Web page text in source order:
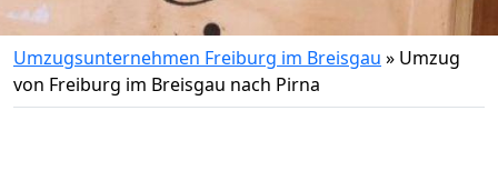
Umzugsunternehmen Freiburg im Breisgau » Umzug
von Freiburg im Breisgau nach Pirna